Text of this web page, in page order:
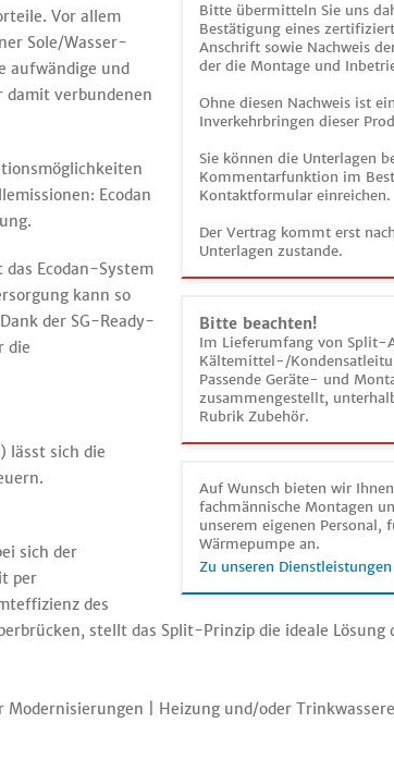
Bitte übermitteln Sie uns
Bestätigung eines
Anschrift sowie Nachweis
der die Montage und
Ohne diesen Nachweis ist
Inverkehrbringen dieser
Sie können die Unterlagen
Kommentarfunktion im
Kontaktformular einreichen.
Der Vertrag kommt erst
Unterlagen zustande.
Bitte beachten!
Im Lieferumfang von Split-
Kältemittel-/
Passende Geräte- und
zusammengestellt,
Rubrik Zubehör.
Auf Wunsch bieten wir
fachmännische Montagen
unserem eigenen Personal,
Wärmepumpe an.
Zu unseren
Vor allem
Sole/Wasser-
aufwändige und
damit verbundenen
Ecodan
Ecodan-System
kann so
der SG-Ready-
die
lässt sich die
sich der
per
des
stellt das Split-Prinzip die ideale Lösung
| Heizung und/oder